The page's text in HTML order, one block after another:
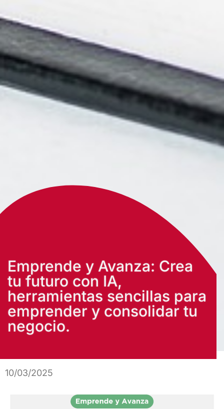
Emprende y Avanza: Crea
tu futuro con IA,
herramientas sencillas para
emprender y consolidar tu
negocio.
10/03/2025